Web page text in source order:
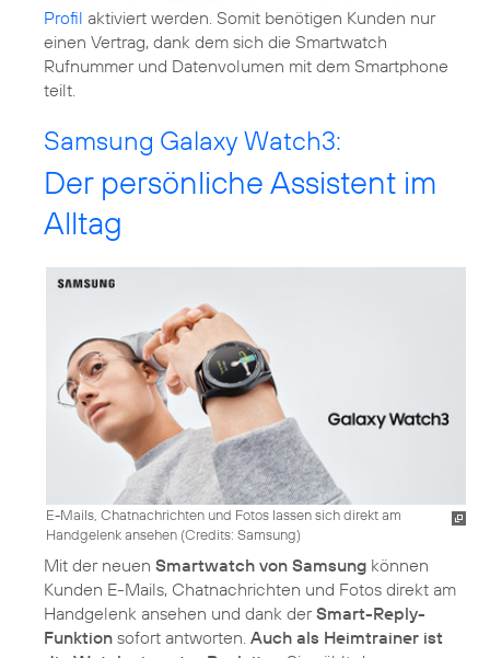
Profil aktiviert werden. Somit benötigen Kunden nur
einen Vertrag, dank dem sich die Smartwatch
Rufnummer und Datenvolumen mit dem Smartphone
teilt.
Samsung Galaxy Watch3:
Der persönliche Assistent im
Alltag
E-Mails, Chatnachrichten und Fotos lassen sich direkt am
Handgelenk ansehen (Credits: Samsung)
Mit der neuen Smartwatch von Samsung können
Kunden E-Mails, Chatnachrichten und Fotos direkt am
Handgelenk ansehen und dank derSmart-Reply-
Funktion sofort antworten. Auch als Heimtrainer ist